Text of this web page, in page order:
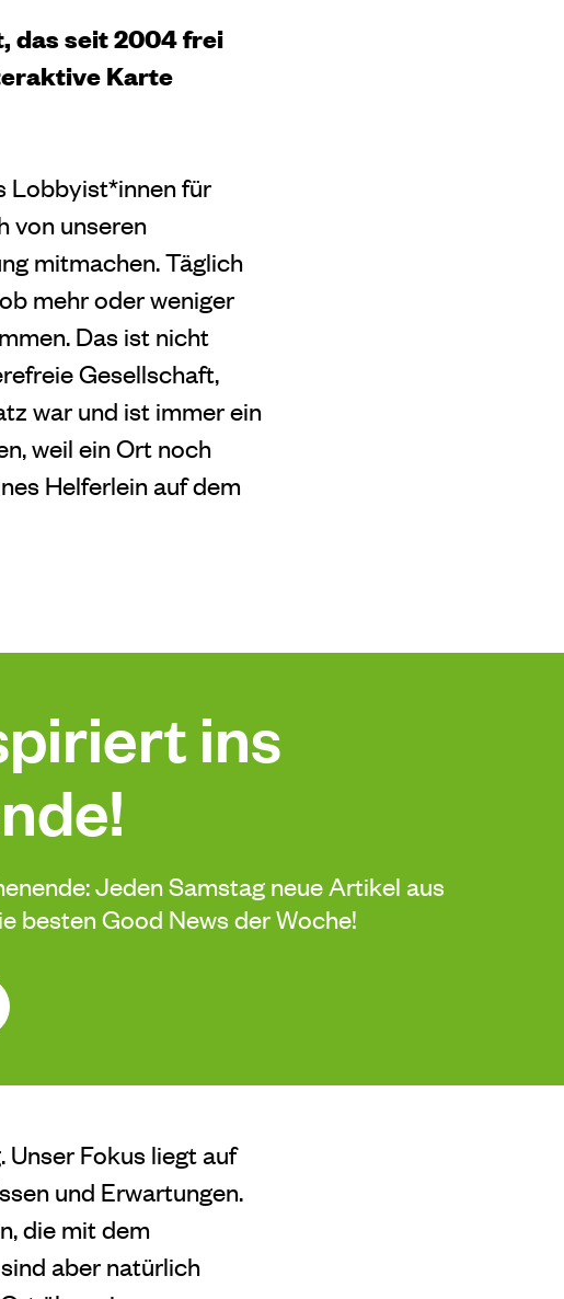
das seit 2004 frei
Karte
Lobbyist*innen für
von unseren
mitmachen. Täglich
mehr oder weniger
Das ist nicht
Gesellschaft,
war und ist immer ein
weil ein Ort noch
Helferlein auf dem
ins
Jeden Samstag neue Artikel aus
besten Good News der Woche!
Unser Fokus liegt auf
und Erwartungen.
die mit dem
aber natürlich